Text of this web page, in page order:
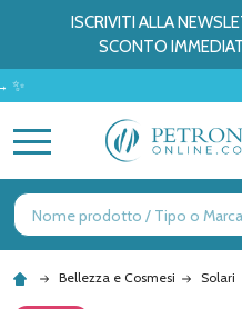
ISCRIVITI ALLA
SCONTO
Ricerca
Bellezza e Cosmesi Solari